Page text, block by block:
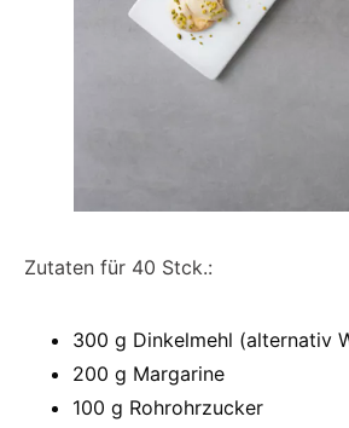
Zutaten für 40 Stck.:
300 g Dinkelmehl (alternativ
200 g Margarine
100 g Rohrohrzucker